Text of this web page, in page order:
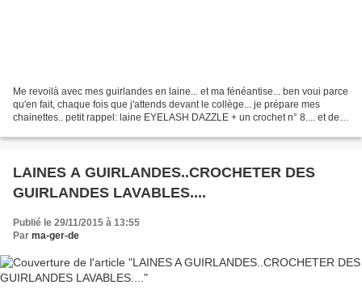
Me revoilà avec mes guirlandes en laine... et ma fénéantise... ben voui parce
qu'en fait, chaque fois que j'attends devant le collège... je prépare mes
chainettes.. petit rappel: laine EYELASH DAZZLE + un crochet n° 8.... et de
LAINES A GUIRLANDES..CROCHETER DES
GUIRLANDES LAVABLES....
Publié le 29/11/2015 à 13:55
Par ma-ger-de